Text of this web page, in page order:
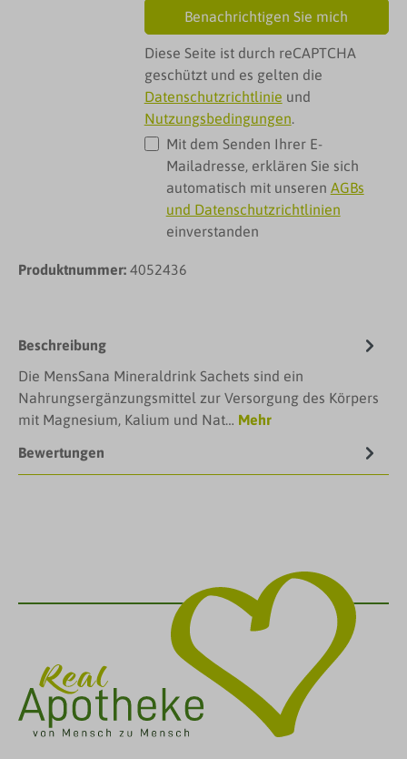
Benachrichtigen Sie mich
Diese Seite ist durch reCAPTCHA
geschützt und es gelten die
Datenschutzrichtlinie und
Nutzungsbedingungen.
Mit dem Senden Ihrer E-
Mailadresse, erklären Sie sich
automatisch mit unseren AGBs
und Datenschutzrichtlinien
einverstanden
Produktnummer: 4052436
Beschreibung
Die MensSana Mineraldrink Sachets sind ein
Nahrungsergänzungsmittel zur Versorgung des Körpers
mit Magnesium, Kalium und Nat… Mehr
Bewertungen